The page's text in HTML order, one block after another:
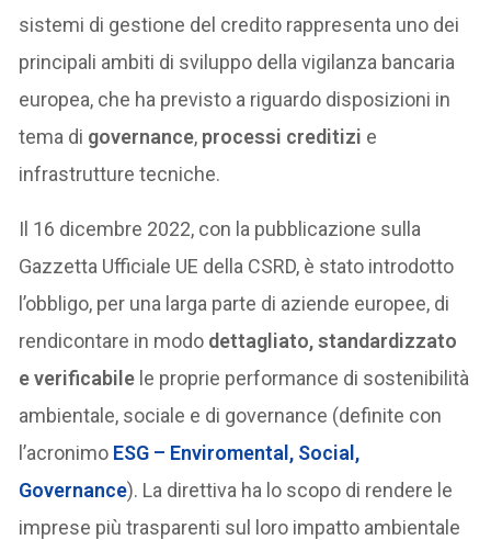
sistemi di gestione del credito rappresenta uno dei
principali ambiti di sviluppo della vigilanza bancaria
europea, che ha previsto a riguardo disposizioni in
tema di governance, processi creditizi e
infrastrutture tecniche.
Il 16 dicembre 2022, con la pubblicazione sulla
Gazzetta Ufficiale UE della CSRD, è stato introdotto
l’obbligo, per una larga parte di aziende europee, di
rendicontare in modo dettagliato, standardizzato
e verificabile le proprie performance di sostenibilità
ambientale, sociale e di governance (definite con
l’acronimo ESG – Enviromental, Social,
Governance). La direttiva ha lo scopo di rendere le
imprese più trasparenti sul loro impatto ambientale